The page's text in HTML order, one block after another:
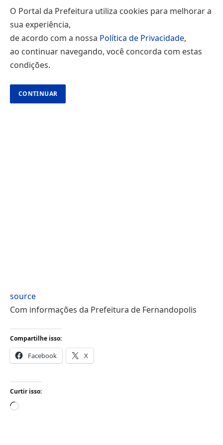
O Portal da Prefeitura utiliza cookies para melhorar a
sua experiência,
de acordo com a nossa Política de Privacidade,
ao continuar navegando, você concorda com estas
condições.
CONTINUAR
source
Com informações da Prefeitura de Fernandopolis
Compartilhe isso:
Facebook X
Curtir isso:
Carregando...